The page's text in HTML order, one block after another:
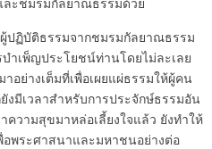
ฏิบัติธรรมจากชมรมกัลยาณธรรม
ำเพ็ญประโยชน์ท่านโดยไม่ละเลย
อย่างเต็มที่เพื่อเผยแผ่ธรรมให้ผู้คน
งมีเวลาสำหรับการประจักษ์ธรรมอัน
ความสุขมาหล่อเลี้ยงใจแล้ว ยังทำให้
อพระศาสนาและมหาชนอย่างต่อ